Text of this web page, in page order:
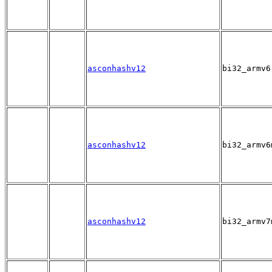
asconhashv12 bi32_armv6
asconhashv12
asconhashv12